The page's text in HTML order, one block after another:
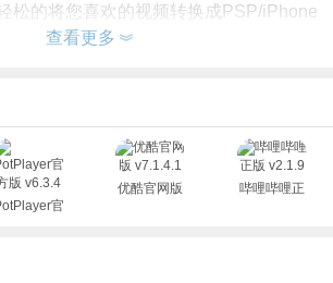
松的将您喜欢的视频转换成PSP/iPhone
设备支持的格式。
用MPC （Media Player Classic）作
个开源的DirectShow 播放器，其作者是
观酷似 WMP（Windows Media
可以播放所有 WMP 支持的格式，支持
查看更多
官
优酷官网版
哔哩哔哩正